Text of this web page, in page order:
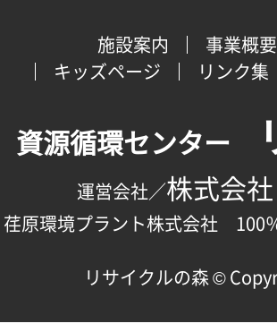
施設案内
事業概要
キッズページ
リンク集
資源循環センター
運営会社／株式会
荏原環境プラント株式会社 100
リサイクルの森 ©